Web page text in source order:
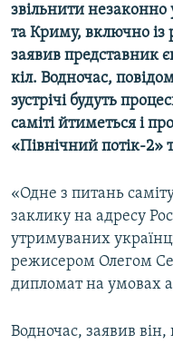
звільнити незаконно
та Криму, включно
заявив представник
кіл. Водночас,
зустрічі будуть
саміті йтиметься і
«Північний потік-2»
«Одне з питань
заклику на адресу
утримуваних
режисером Олегом
дипломат на умовах
Водночас, заявив